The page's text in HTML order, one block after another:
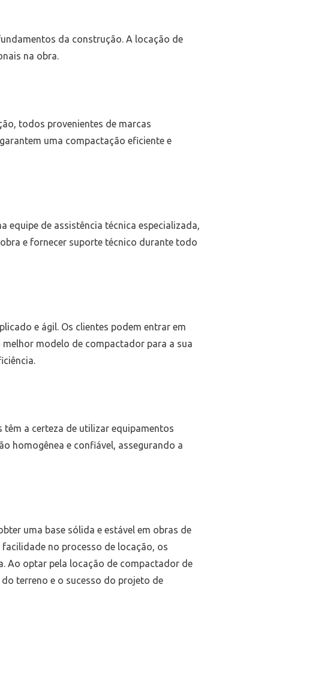
da construção. A locação de
na obra.
todos provenientes de marcas
uma compactação eficiente e
equipe de assistência técnica especializada,
e fornecer suporte técnico durante todo
e ágil. Os clientes podem entrar em
modelo de compactador para a sua
a certeza de utilizar equipamentos
homogênea e confiável, assegurando a
uma base sólida e estável em obras de
no processo de locação, os
Ao optar pela locação de compactador de
terreno e o sucesso do projeto de